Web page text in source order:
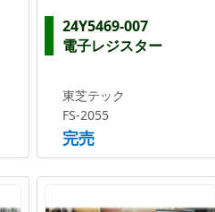
24Y5469-007
電子レジスター
東芝テック
FS-2055
完売